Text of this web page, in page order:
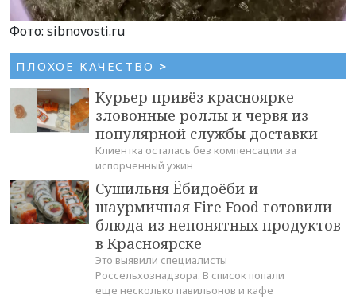
Фото: sibnovosti.ru
ПЛОХОЕ КАЧЕСТВО >
Курьер привёз красноярке
зловонные роллы и червя из
популярной службы доставки
Клиентка осталась без компенсации за
испорченный ужин
Сушильня Ёбидоёби и
шаурмичная Fire Food готовили
блюда из непонятных продуктов
в Красноярске
Это выявили специалисты
Россельхознадзора. В список попали
еще несколько павильонов и кафе